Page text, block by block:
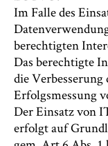
Im Falle des
berechtigten
Das berechtigte
die
Erfolgsmessung
Der Einsatz von
erfolgt auf